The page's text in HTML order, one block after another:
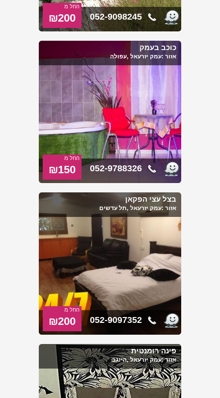
החל מ
₪200 052-9098245
החל מ
₪150 052-9788326
כוכב בעמק
אזור :עמק יזרעאל ,עפולה
החל מ
₪200 052-9097352
בצל עצי הפקאן
אזור :עמק יזרעאל ,תל עדשים
פינה רומנטית
אזור :עמק יזרעאל ,היוגב